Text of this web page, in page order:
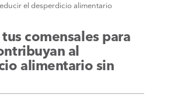
el desperdicio alimentario
comensales para
al
alimentario sin